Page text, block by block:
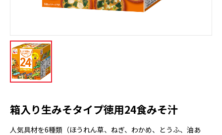
箱入り生みそタイプ徳用24食みそ汁
人気具材を6種類（ほうれん草、ねぎ、わかめ、とうふ、油あ